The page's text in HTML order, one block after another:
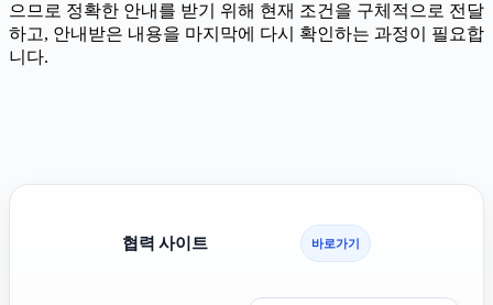
으므로 정확한 안내를 받기 위해 현재 조건을 구체적으로 전달
하고, 안내받은 내용을 마지막에 다시 확인하는 과정이 필요합
니다.
협력 사이트 바로가기